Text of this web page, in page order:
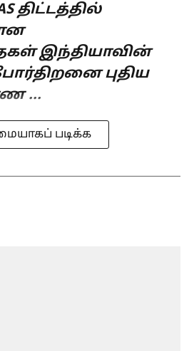
திட்டத்தில்
இந்தியாவின்
புதிய
...
படிக்க